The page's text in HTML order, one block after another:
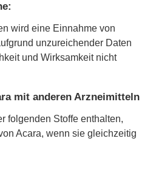
wird eine Einnahme von
unzureichender Daten
und Wirksamkeit nicht
mit anderen Arzneimitteln
folgenden Stoffe enthalten,
Acara, wenn sie gleichzeitig